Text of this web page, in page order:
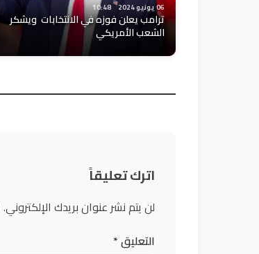
06 يونيو 2024 10:48
ترامب يعلن فوزه في الانتخابات ويشكر
الشعب الأمريكي
اترك تعليقاً
لن يتم نشر عنوان بريدك الإلكتروني.
التعليق*